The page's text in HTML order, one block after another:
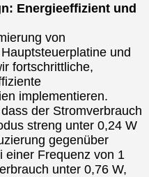
Energieeffizient und
von
und
fortschrittliche,
implementieren.
der Stromverbrauch
streng unter 0,24 W
gegenüber
einer Frequenz von 1
unter 0,76 W,